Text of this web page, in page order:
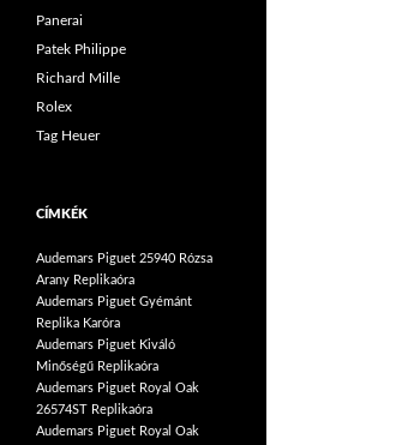
Panerai
Patek Philippe
Richard Mille
Rolex
Tag Heuer
CÍMKÉK
Audemars Piguet 25940 Rózsa
Arany Replikaóra
Audemars Piguet Gyémánt
Replika Karóra
Audemars Piguet Kiváló
Minőségű Replikaóra
Audemars Piguet Royal Oak
26574ST Replikaóra
Audemars Piguet Royal Oak